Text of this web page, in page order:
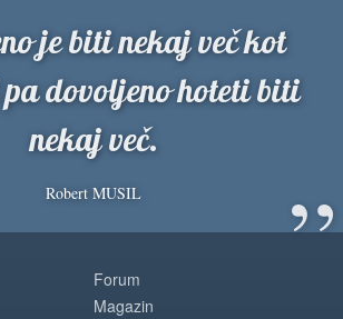
je biti nekaj več kot
dovoljeno hoteti biti
nekaj več.
Robert MUSIL ”
Forum
Magazin